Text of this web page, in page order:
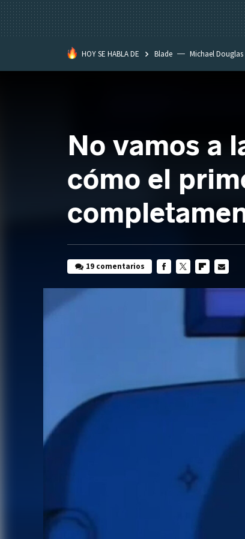
HOY SE HABLA DE Blade Michael Douglas
No vamos a
cómo el
19 comentarios
MAIL